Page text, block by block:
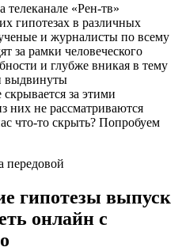
«Рен-тв»
гипотезах в различных
и журналисты по всему
за рамки человеческого
и глубже вникая в тему
выдвинуты
за этими
них не рассматриваются
что-то скрыть? Попробуем
передовой
гипотезы выпуск
онлайн с